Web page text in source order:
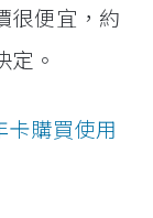
很便宜，約
定。
卡購買使用